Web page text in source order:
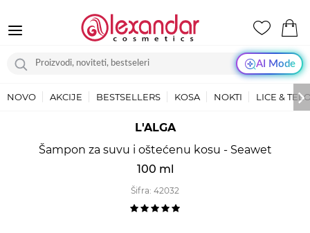
AI Mode
NOVO AKCIJE BESTSELLERS KOSA NOKTI LICE &
L'ALGA
Šampon za suvu i oštećenu kosu - Seawet
100 ml
Šifra: 42032